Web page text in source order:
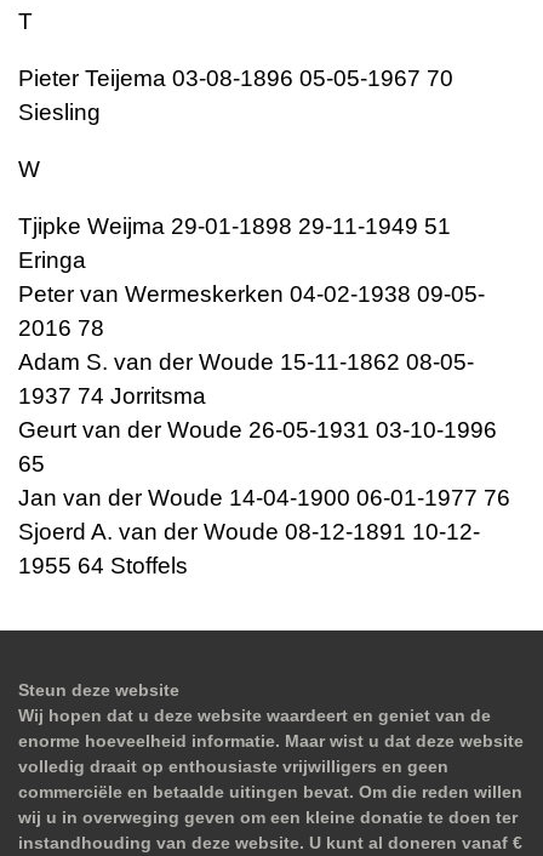
T
Pieter Teijema 03-08-1896 05-05-1967 70
Siesling
W
Tjipke Weijma 29-01-1898 29-11-1949 51
Eringa
Peter van Wermeskerken 04-02-1938 09-05-
2016 78
Adam S. van der Woude 15-11-1862 08-05-
1937 74 Jorritsma
Geurt van der Woude 26-05-1931 03-10-1996
65
Jan van der Woude 14-04-1900 06-01-1977 76
Sjoerd A. van der Woude 08-12-1891 10-12-
1955 64 Stoffels
Steun deze website
Wij hopen dat u deze website waardeert en geniet van de
enorme hoeveelheid informatie. Maar wist u dat deze website
volledig draait op enthousiaste vrijwilligers en geen
commerciële en betaalde uitingen bevat. Om die reden willen
wij u in overweging geven om een kleine donatie te doen ter
instandhouding van deze website. U kunt al doneren vanaf €